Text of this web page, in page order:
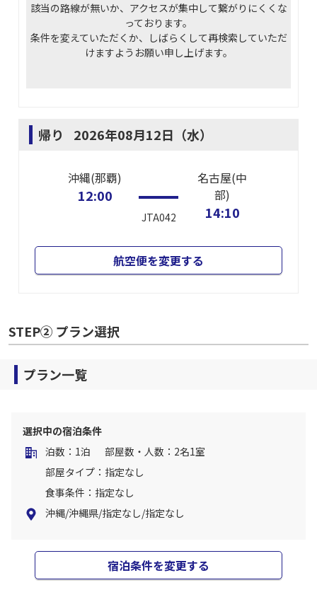
該当の路線が無いか、アクセスが集中して繋がりにくくな
っております。
条件を変えていただくか、しばらくして再検索していただ
けますようお願い申し上げます。
帰り 2026年08月12日（水）
沖縄(那覇)
12:00
JTA042
名古屋(中
部)
14:10
航空便を変更する
STEP② プラン選択
プラン一覧
選択中の宿泊条件
泊数：1泊
部屋数・人数：2名1室
部屋タイプ：指定なし
食事条件：指定なし
沖縄/沖縄県/指定なし/指定なし
宿泊条件を変更する